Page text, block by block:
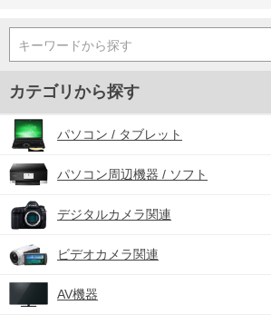
キーワードから探す
カテゴリから探す
パソコン / タブレット
パソコン周辺機器 / ソフト
デジタルカメラ関連
ビデオカメラ関連
AV機器